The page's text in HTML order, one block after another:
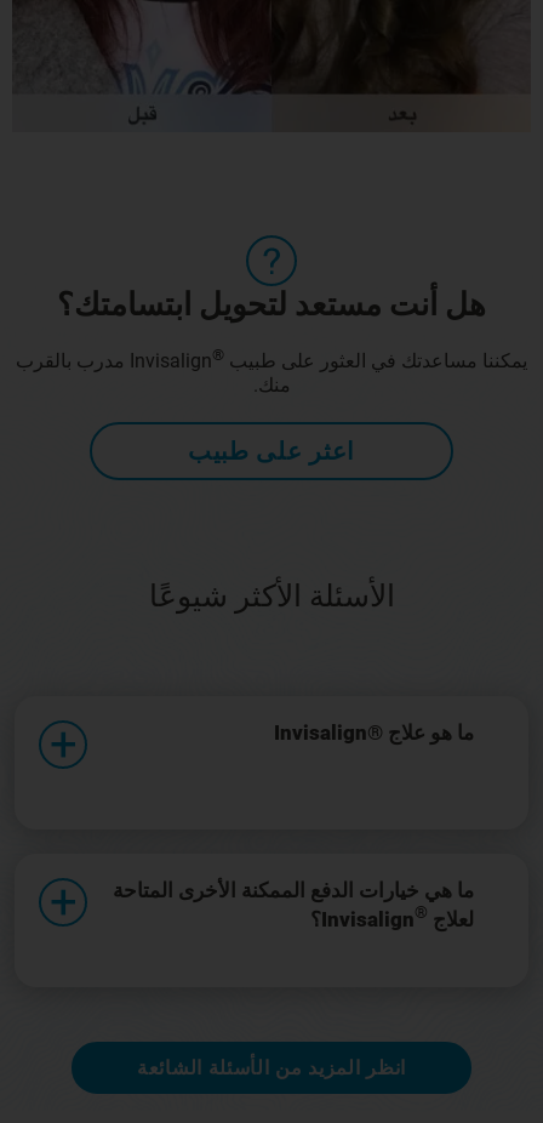
هل أنت مستعد لتحويل ابتسامتك؟
يمكننا مساعدتك في العثور على طبيب ®
Invisalign مدرب بالقرب
منك.
اعثر على طبيب
الأسئلة الأكثر شيوعًا
ما هو علاج ®Invisalign
ما هي خيارات الدفع الممكنة الأخرى المتاحة
لعلاج ®Invisalign؟
انظر المزيد من الأسئلة الشائعة